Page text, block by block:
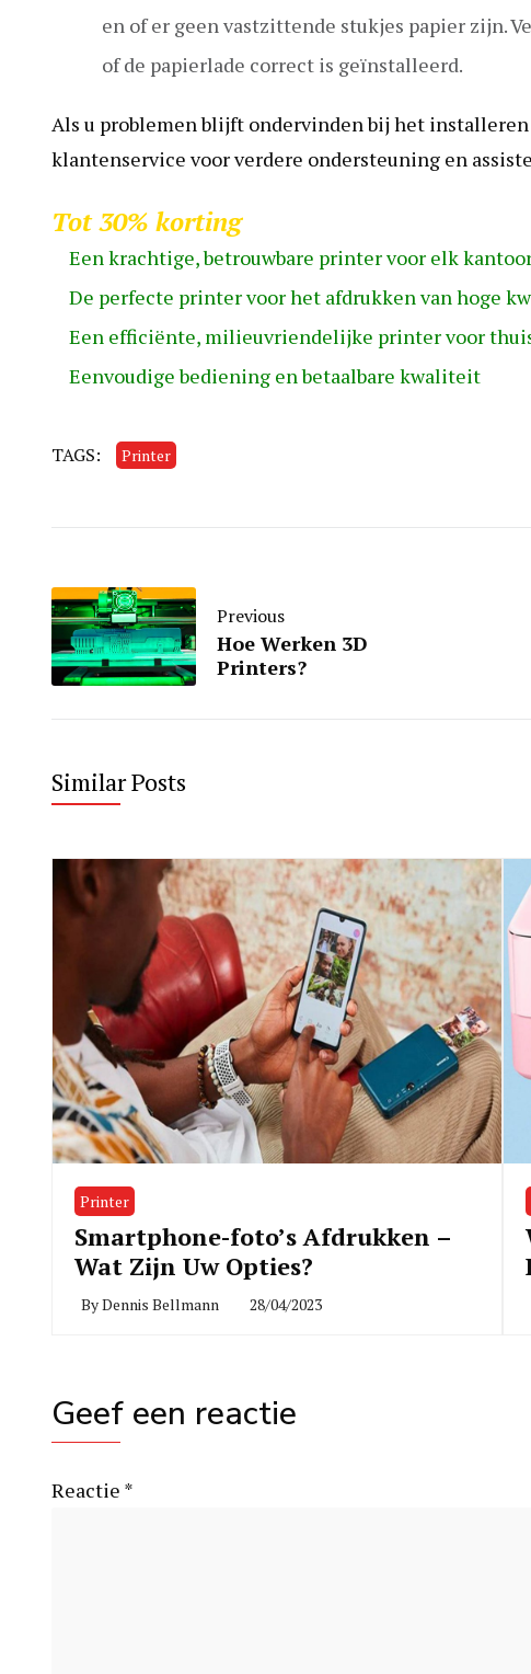
en of er geen vastzittende stukjes papier zijn.
of de papierlade correct is geïnstalleerd.
Als u problemen blijft ondervinden bij het
klantenservice voor verdere ondersteuning en
Tot 30% korting
Een krachtige, betrouwbare printer voor elk
De perfecte printer voor het afdrukken van hoge
Een efficiënte, milieuvriendelijke printer voor
Eenvoudige bediening en betaalbare kwaliteit
TAGS: Printer
Previous
Hoe Werken 3D
Printers?
Similar Posts
Printer
Smartphone-foto’s Afdrukken –
Wat Zijn Uw Opties?
ByDennis Bellmann 28/04/2023
Geef een reactie
Reactie *